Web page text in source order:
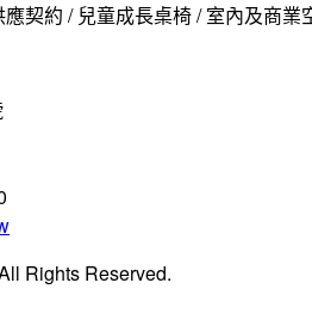
契約 / 兒童成長桌椅 / 室內及商
Rights Reserved.